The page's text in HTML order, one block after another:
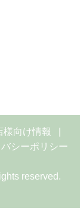
様向け情報
シーポリシー
reserved.